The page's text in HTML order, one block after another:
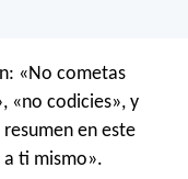
«No cometas
«no codicies», y
en este
ti mismo».